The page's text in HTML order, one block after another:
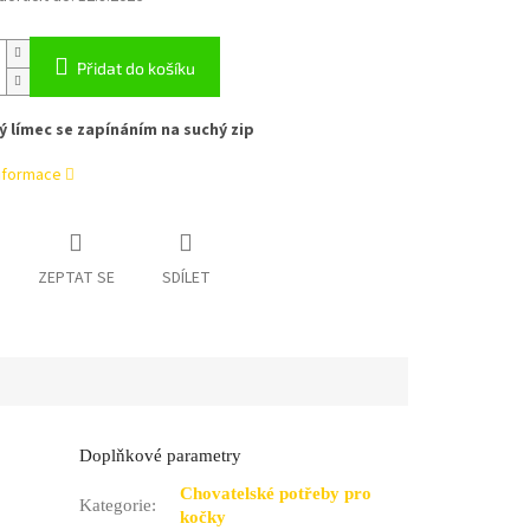
Přidat do košíku
límec se zapínáním na suchý zip
ZEPTAT SE SDÍLET
Doplňkové parametry
Kategorie:
Chovatelské potřeby pro
kočky